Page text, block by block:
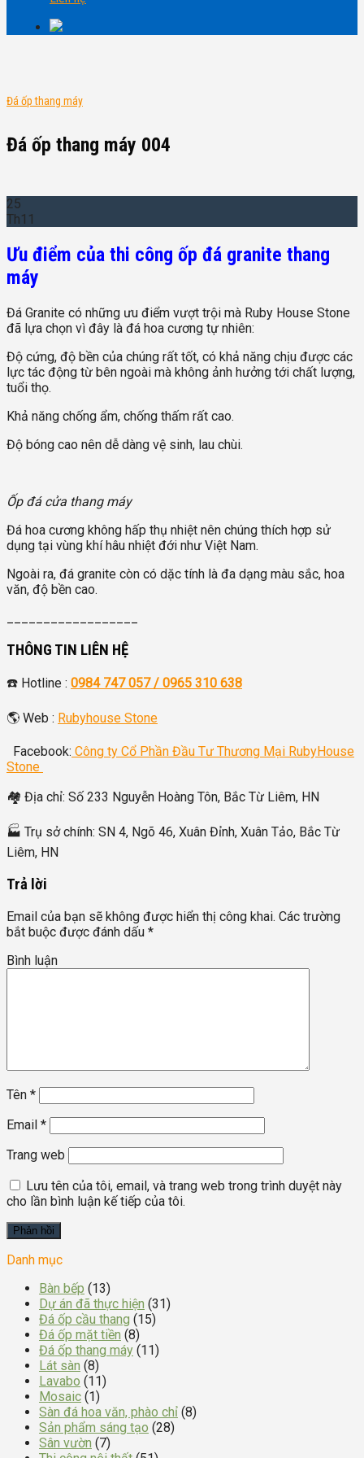
Đá ốp thang máy
Đá ốp thang máy 004
25
Th11
Ưu điểm của thi công ốp đá granite thang
máy
Đá Granite có những ưu điểm vượt trội mà Ruby House Stone
đã lựa chọn vì đây là đá hoa cương tự nhiên:
Độ cứng, độ bền của chúng rất tốt, có khả năng chịu được các
lực tác động từ bên ngoài mà không ảnh hưởng tới chất lượng,
tuổi thọ.
Khả năng chống ẩm, chống thấm rất cao.
Độ bóng cao nên dễ dàng vệ sinh, lau chùi.
Ốp đá cửa thang máy
Đá hoa cương không hấp thụ nhiệt nên chúng thích hợp sử
dụng tại vùng khí hâu nhiệt đới như Việt Nam.
Ngoài ra, đá granite còn có dặc tính là đa dạng màu sắc, hoa
văn, độ bền cao.
THÔNG TIN LIÊN HỆ
☎️ Hotline : 0984 747 057 / 0965 310 638
🌎 Web : Rubyhouse Stone
Facebook: Công ty Cổ Phần Đầu Tư Thương Mại RubyHouse
Stone
🏘 Địa chỉ: Số 233 Nguyễn Hoàng Tôn, Bắc Từ Liêm, HN
🏭 Trụ sở chính: SN 4, Ngõ 46, Xuân Đỉnh, Xuân Tảo, Bắc Từ
Liêm, HN
Trả lời
Email của bạn sẽ không được hiển thị công khai. Các trường
bắt buộc được đánh dấu *
Bình luận
Tên *
Email *
Trang web
Lưu tên của tôi, email, và trang web trong trình duyệt này
cho lần bình luận kế tiếp của tôi.
Danh mục
Bàn bếp (13)
Dự án đã thực hiện (31)
Đá ốp cầu thang (15)
Đá ốp mặt tiền (8)
Đá ốp thang máy (11)
Lát sàn (8)
Lavabo (11)
Mosaic (1)
Sàn đá hoa văn, phào chỉ (8)
Sản phẩm sáng tạo (28)
Sân vườn (7)